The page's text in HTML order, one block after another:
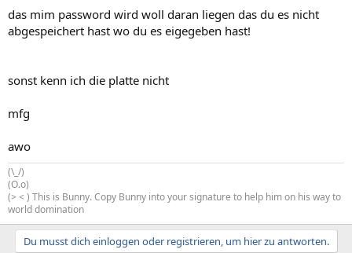
das mim password wird woll daran liegen das du es nicht
abgespeichert hast wo du es eigegeben hast!
sonst kenn ich die platte nicht
mfg
awo
(\_/)
(O.o)
(> < ) This is Bunny. Copy Bunny into your signature to help him on his way to
world domination
Du musst dich einloggen oder registrieren, um hier zu antworten.